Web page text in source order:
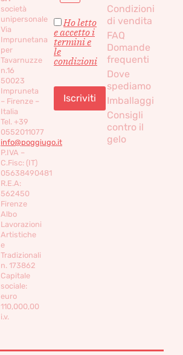
società
unipersonale
Via
Imprunetana
per
Tavarnuzze
n.16
50023
Impruneta
– Firenze –
Italia
Tel. +39
0552011077
info@poggiugo.it
P.IVA –
C.Fisc: (IT)
05638490481
R.E.A:
562450
Firenze
Albo
Lavorazioni
Artistiche
e
Tradizionali
n. 173862
Capitale
sociale:
euro
110,000,00
i.v.
Ho letto
e accetto i
termini e
le
condizioni
Condizioni
di vendita
FAQ
Domande
frequenti
Dove
spediamo
Imballaggi
Consigli
contro il
gelo